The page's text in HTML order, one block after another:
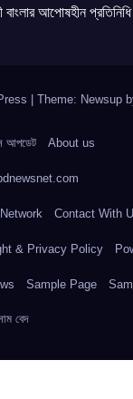
বাংলার আপোষহীন প্রতিনিধি
Theme: Newsup
আপডেট About us
Contact With
& Privacy Policy
Sample Page
বেদ